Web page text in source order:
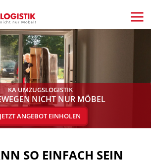
KA UMZUGSLOGISTIK
NICHT NUR MÖBEL
JETZT ANGEBOT EINHOLEN
SO EINFACH SEIN